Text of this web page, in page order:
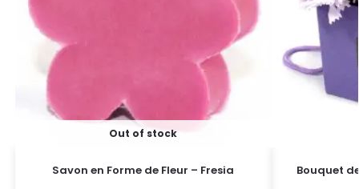
Out of stock
Savon en Forme de Fleur – Fresia Bouquet